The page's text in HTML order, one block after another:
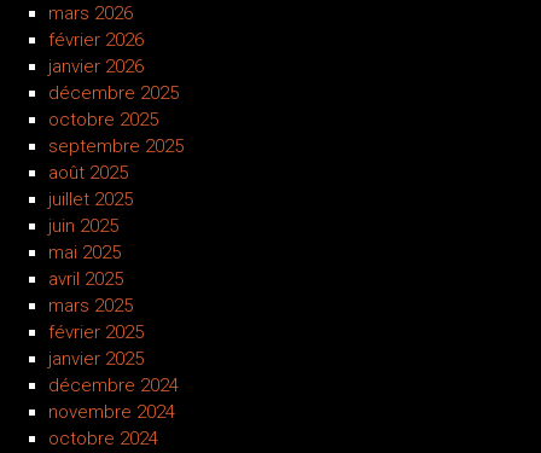
mars 2026
février 2026
janvier 2026
décembre 2025
octobre 2025
septembre 2025
août 2025
juillet 2025
juin 2025
mai 2025
avril 2025
mars 2025
février 2025
janvier 2025
décembre 2024
novembre 2024
octobre 2024